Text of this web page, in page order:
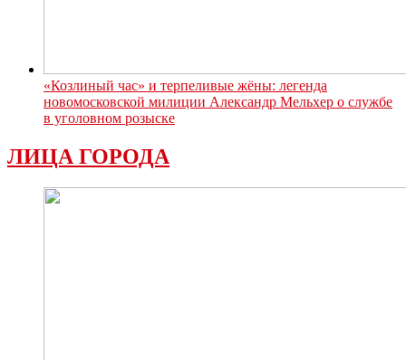
«Козлиный час» и терпеливые жёны: легенда
новомосковской милиции Александр Мельхер о службе
в уголовном розыске
ЛИЦА ГОРОДА